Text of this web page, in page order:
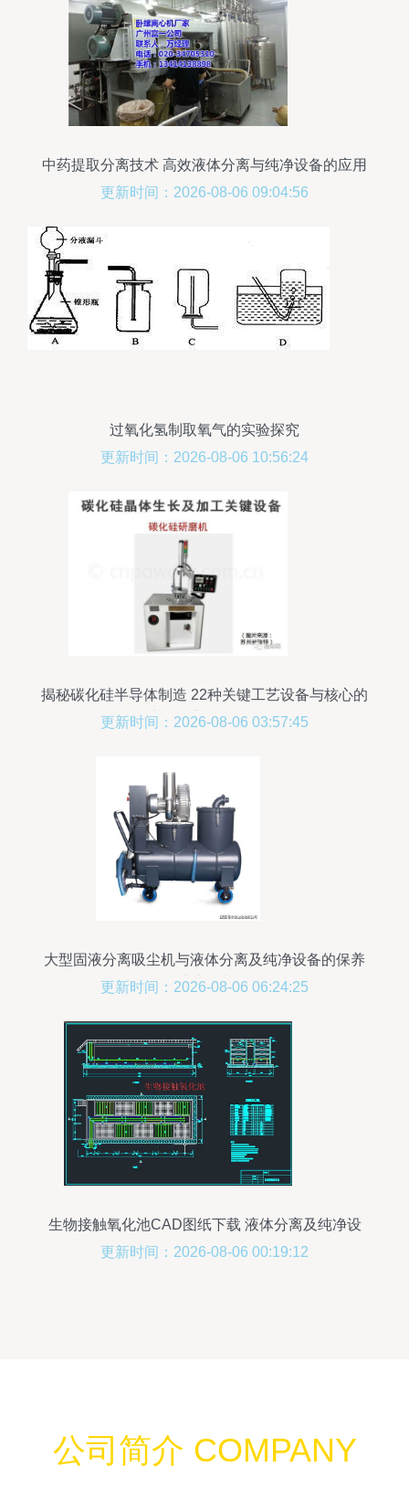
中药提取分离技术 高效液体分离与纯净设备的应用
更新时间：2026-08-06 09:04:56
过氧化氢制取氧气的实验探究
更新时间：2026-08-06 10:56:24
揭秘碳化硅半导体制造 22种关键工艺设备与核心的
液固分离纯净挑战
更新时间：2026-08-06 03:57:45
大型固液分离吸尘机与液体分离及纯净设备的保养
维护指南
更新时间：2026-08-06 06:24:25
生物接触氧化池CAD图纸下载 液体分离及纯净设
备设计指南
更新时间：2026-08-06 00:19:12
公司简介 COMPANY